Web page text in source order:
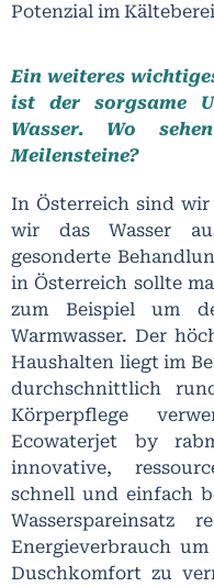
Potenzial im
Ein weiteres
ist der sorgsame
Wasser. Wo
Meilensteine?
In Österreich sind
wir das Wasser
gesonderte
in Österreich sollte
zum Beispiel um
Warmwasser. Der
Haushalten liegt im
durchschnittlich
Körperpflege
Ecowaterjet by
innovative,
schnell und einfach
Wasserspareinsatz
Energieverbrauch
Duschkomfort zu